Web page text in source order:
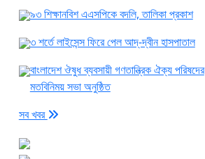
৯৩ শিক্ষানবিশ এএসপিকে বদলি, তালিকা প্রকাশ
৩ শর্তে লাইসেন্স ফিরে পেল আদ্-দ্বীন হাসপাতাল
বাংলাদেশ ঔষুধ ব্যবসায়ী গণতান্ত্রিক ঐক্য পরিষদের
মতবিনিময় সভা অনুষ্ঠিত
সব খবর